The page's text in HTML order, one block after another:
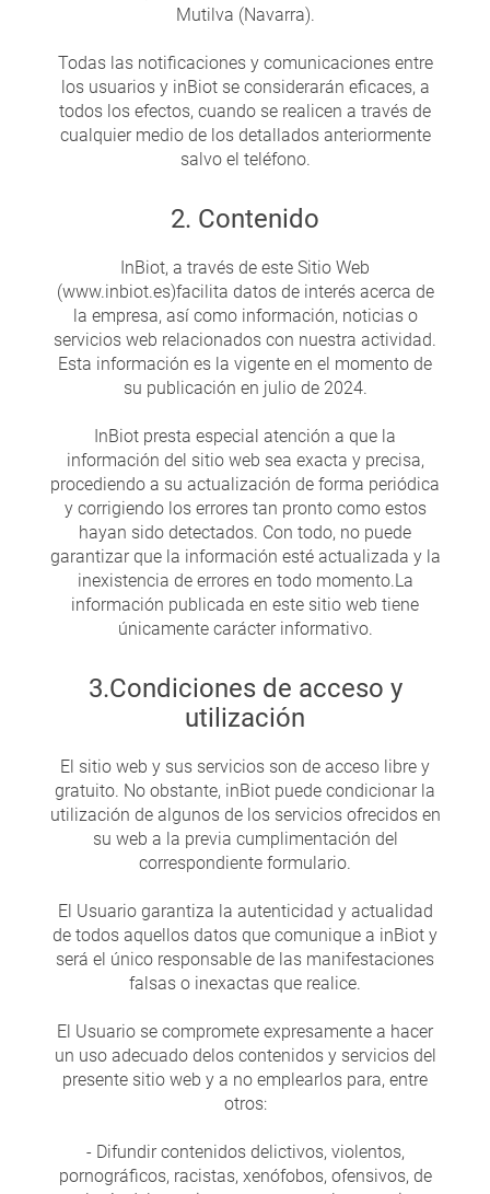
Mutilva (Navarra).
Todas las notificaciones y comunicaciones entre
los usuarios y inBiot se considerarán eficaces, a
todos los efectos, cuando se realicen a través de
cualquier medio de los detallados anteriormente
salvo el teléfono.
2. Contenido
InBiot, a través de este Sitio Web
(www.inbiot.es)facilita datos de interés acerca de
la empresa, así como información, noticias o
servicios web relacionados con nuestra actividad.
Esta información es la vigente en el momento de
su publicación en julio de 2024.
InBiot presta especial atención a que la
información del sitio web sea exacta y precisa,
procediendo a su actualización de forma periódica
y corrigiendo los errores tan pronto como estos
hayan sido detectados. Con todo, no puede
garantizar que la información esté actualizada y la
inexistencia de errores en todo momento.La
información publicada en este sitio web tiene
únicamente carácter informativo.
3.Condiciones de acceso y
utilización
El sitio web y sus servicios son de acceso libre y
gratuito. No obstante, inBiot puede condicionar la
utilización de algunos de los servicios ofrecidos en
su web a la previa cumplimentación del
correspondiente formulario.
El Usuario garantiza la autenticidad y actualidad
de todos aquellos datos que comunique a inBiot y
será el único responsable de las manifestaciones
falsas o inexactas que realice.
El Usuario se compromete expresamente a hacer
un uso adecuado delos contenidos y servicios del
presente sitio web y a no emplearlos para, entre
otros:
- Difundir contenidos delictivos, violentos,
pornográficos, racistas, xenófobos, ofensivos, de